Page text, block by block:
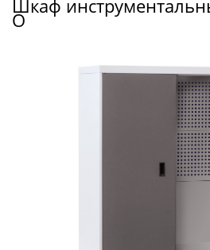
Шкаф
О